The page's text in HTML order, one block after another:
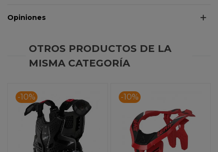
Opiniones
OTROS PRODUCTOS DE LA
MISMA CATEGORÍA
-10% -10%